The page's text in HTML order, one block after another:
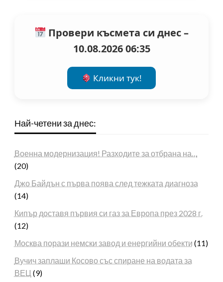
Провери късмета си днес –
10.08.2026 06:35
Кликни тук!
Най-четени за днес:
Военна модернизация! Разходите за отбрана на…
(20)
Джо Байдън с първа поява след тежката диагноза
(14)
Кипър доставя първия си газ за Европа през 2028 г.
(12)
Москва порази немски завод и енергийни обекти (11)
Вучич заплаши Косово със спиране на водата за
ВЕЦ (9)